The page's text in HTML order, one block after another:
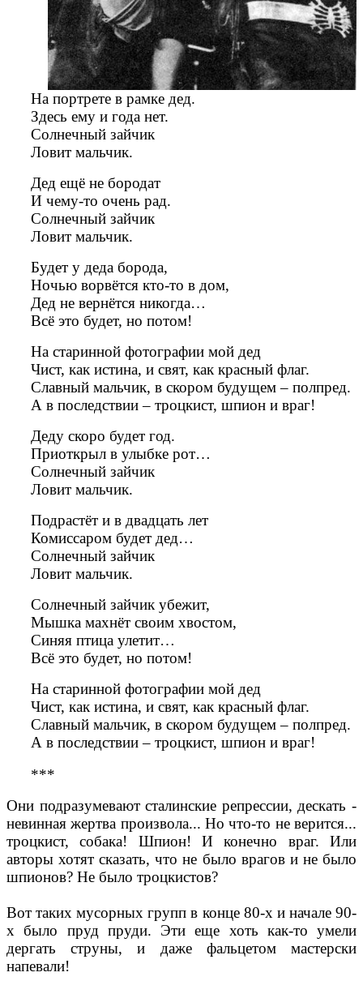
На портрете в рамке дед.
Здесь ему и года нет.
Солнечный зайчик
Ловит мальчик.
Дед ещё не бородат
И чему-то очень рад.
Солнечный зайчик
Ловит мальчик.
Будет у деда борода,
Ночью ворвётся кто-то в дом,
Дед не вернётся никогда…
Всё это будет, но потом!
На старинной фотографии мой дед
Чист, как истина, и свят, как красный флаг.
Славный мальчик, в скором будущем – полпред.
А в последствии – троцкист, шпион и враг!
Деду скоро будет год.
Приоткрыл в улыбке рот…
Солнечный зайчик
Ловит мальчик.
Подрастёт и в двадцать лет
Комиссаром будет дед…
Солнечный зайчик
Ловит мальчик.
Солнечный зайчик убежит,
Мышка махнёт своим хвостом,
Синяя птица улетит…
Всё это будет, но потом!
На старинной фотографии мой дед
Чист, как истина, и свят, как красный флаг.
Славный мальчик, в скором будущем – полпред.
А в последствии – троцкист, шпион и враг!
***
Они подразумевают сталинские репрессии, дескать -
невинная жертва произвола... Но что-то не верится...
троцкист, собака! Шпион! И конечно враг. Или
авторы хотят сказать, что не было врагов и не было
шпионов? Не было троцкистов?
Вот таких мусорных групп в конце 80-х и начале 90-
х было пруд пруди. Эти еще хоть как-то умели
дергать струны, и даже фальцетом мастерски
напевали!